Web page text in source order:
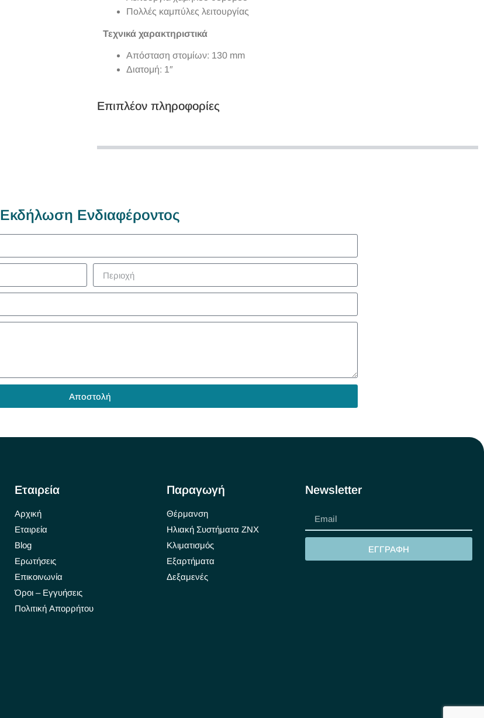
Πολλές καμπύλες λειτουργίας
Τεχνικά χαρακτηριστικά
Απόσταση στομίων: 130 mm
Διατομή: 1″
Επιπλέον πληροφορίες
Εκδήλωση Ενδιαφέροντος
Αποστολή
Εταιρεία
Αρχική
Εταιρεία
Blog
Ερωτήσεις
Επικοινωνία
Όροι – Εγγυήσεις
Πολιτική Απορρήτου
Παραγωγή
Θέρμανση
Ηλιακή Συστήματα ΖΝΧ
Κλιματισμός
Εξαρτήματα
Δεξαμενές
Newsletter
ΕΓΓΡΑΦΗ